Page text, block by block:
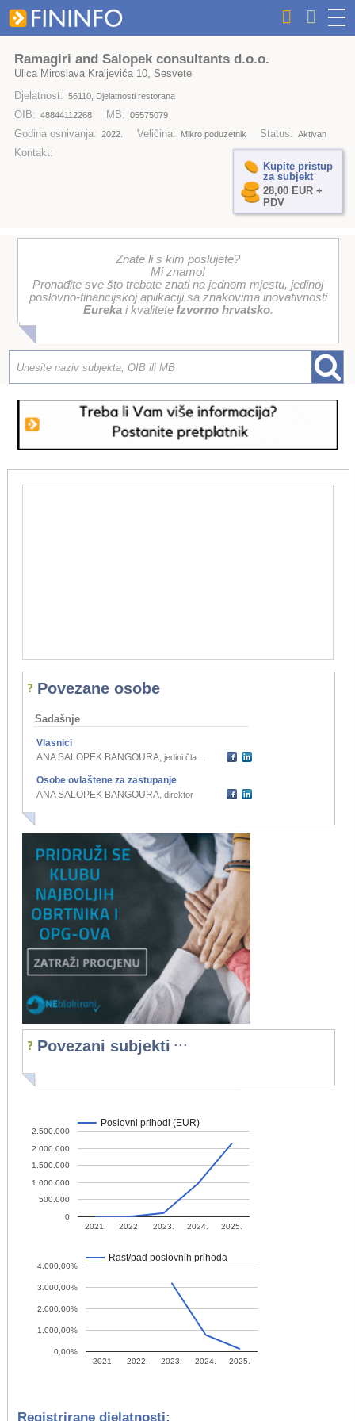
Ramagiri and Salopek consultants d.o.o.
Ulica Miroslava Kraljevića 10, Sesvete
Djelatnost: 56110, Djelatnosti restorana
OIB: 48844112268 MB: 05575079
Godina osnivanja: 2022. Veličina: Mikro poduzetnik Status: Aktivan
Kontakt:
Kupite pristup
za subjekt
28,00 EUR +
PDV
Znate li s kim poslujete?
Mi znamo!
Pronađite sve što trebate znati na jednom mjestu, jedinoj
poslovno-financijskoj aplikaciji sa znakovima inovativnosti
Eurekai kvalitete Izvorno hrvatsko.
Povezane osobe
Sadašnje
Vlasnici
ANA SALOPEK BANGOURA, jedini član d.o.o.
Osobe ovlaštene za zastupanje
ANA SALOPEK BANGOURA, direktor
Povezani subjekti ...
Poslovni prihodi (EUR)
2021. 2022. 2023. 2024. 2025.
0
500.000
1.000.000
1.500.000
2.000.000
2.500.000
Rast/pad poslovnih prihoda
2021. 2022. 2023. 2024. 2025.
0,00%
1.000,00%
2.000,00%
3.000,00%
4.000,00%
Registrirane djelatnosti: